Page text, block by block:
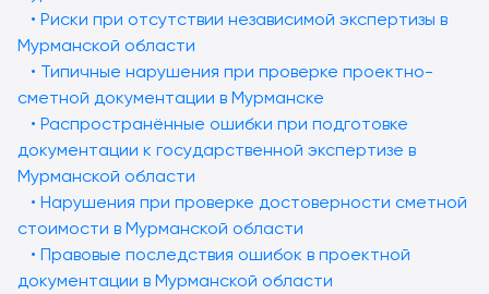
• Риски при отсутствии независимой экспертизы в
Мурманской области
• Типичные нарушения при проверке проектно-
сметной документации в Мурманске
• Распространённые ошибки при подготовке
документации к государственной экспертизе в
Мурманской области
• Нарушения при проверке достоверности сметной
стоимости в Мурманской области
• Правовые последствия ошибок в проектной
документации в Мурманской области